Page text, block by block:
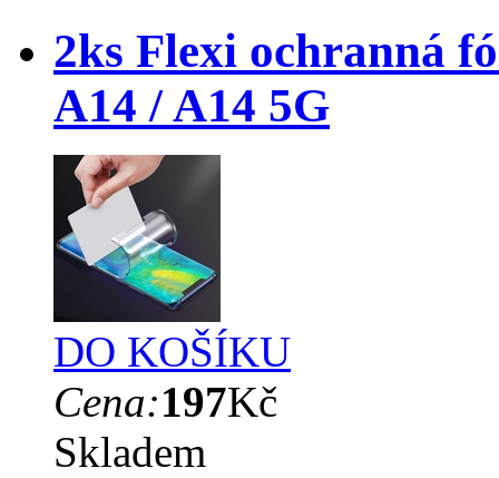
2ks Flexi ochranná
A14 / A14 5G
DO KOŠÍKU
Cena:197Kč
Skladem